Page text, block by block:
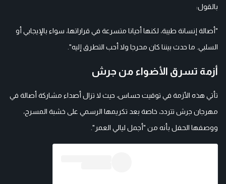
بالقول:
"أصالة إنسانة طيبة، لكنها أحيانا متسرعة في قراراتها، سواء بالإيجابي أو
السلبي. ما حدث بيننا كان محرجا ولا أحب التطرق إليه".
أزمة تسرق الأضواء من جرش
تأتي هذه الأزمة في توقيت حساس، حيث لا تزال أصداء مشاركة أصالة في
مهرجان جرش تتردد، خاصة بعد تكريمها الرسمي على خشبة المسرح،
ووصفها الحفل بأنه من "أجمل ليالي العمر".